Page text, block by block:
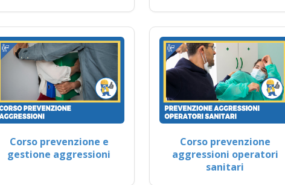
Corso prevenzione e
gestione aggressioni
Corso prevenzione
aggressioni operatori
sanitari